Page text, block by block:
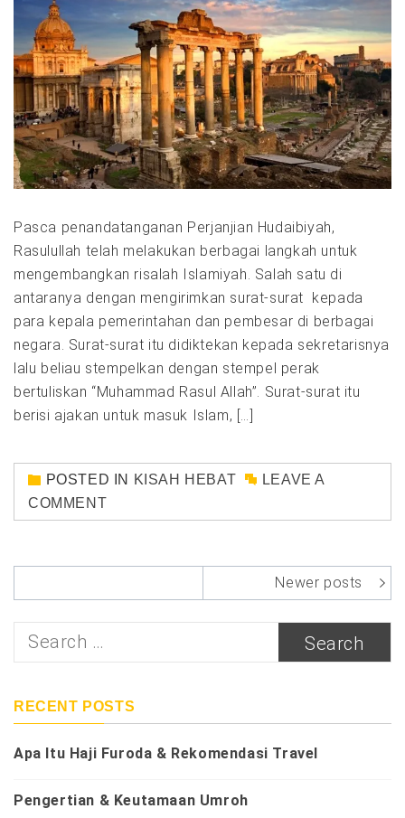
Pasca penandatanganan Perjanjian Hudaibiyah,
Rasulullah telah melakukan berbagai langkah untuk
mengembangkan risalah Islamiyah. Salah satu di
antaranya dengan mengirimkan surat-surat kepada
para kepala pemerintahan dan pembesar di berbagai
negara. Surat-surat itu didiktekan kepada sekretarisnya
lalu beliau stempelkan dengan stempel perak
bertuliskan “Muhammad Rasul Allah”. Surat-surat itu
berisi ajakan untuk masuk Islam, […]
POSTED IN KISAH HEBAT
LEAVE A
COMMENT
navigation
Newer posts
Search
RECENT POSTS
Apa Itu Haji Furoda & Rekomendasi Travel
Pengertian & Keutamaan Umroh